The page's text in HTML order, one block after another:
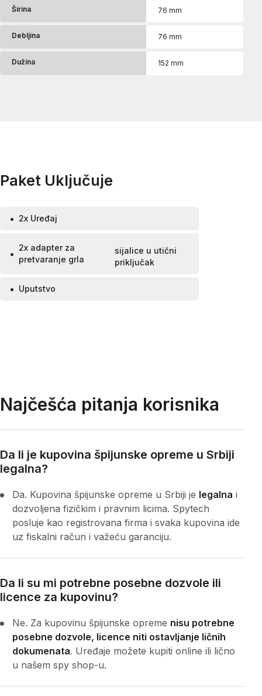
Širina 76 mm
Debljina 76 mm
Dužina 152 mm
Paket Uključuje
2x Uređaj
2x adapter za
pretvaranje grla
sijalice u utični
priključak
Uputstvo
Najčešća pitanja korisnika
Da li je kupovina špijunske opreme u Srbiji
legalna?
Da. Kupovina špijunske opreme u Srbiji je legalna i
dozvoljena fizičkim i pravnim licima. Spytech
posluje kao registrovana firma i svaka kupovina ide
uz fiskalni račun i važeću garanciju.
Da li su mi potrebne posebne dozvole ili
licence za kupovinu?
Ne. Za kupovinu špijunske opreme nisu potrebne
posebne dozvole, licence niti ostavljanje ličnih
dokumenata. Uređaje možete kupiti online ili lično
u našem spy shop-u.